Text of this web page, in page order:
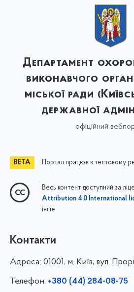
Департамент
виконавчого
міської ради
державної
офіційний
Портал працює в тестовому
Весь контент доступний за
Attribution 4.0 International
інше
Контакти
Адреса: 01001, м. Київ, вул.
Телефон: +380 (44) 284-08-75